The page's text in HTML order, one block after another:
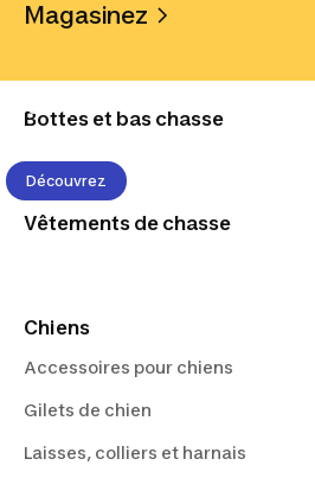
Magasinez
Bons plans
Découvrez
Bottes et bas chasse
Vêtements de chasse
Chiens
Accessoires pour chiens
Gilets de chien
Laisses, colliers et harnais